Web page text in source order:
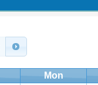
Mon